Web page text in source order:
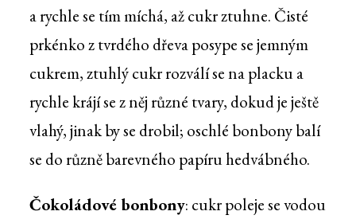
a rychle se tím míchá, až cukr ztuhne. Čisté
prkénko z tvrdého dřeva posype se jemným
cukrem, ztuhlý cukr rozválí se na placku a
rychle krájí se z něj různé tvary, dokud je ještě
vlahý, jinak by se drobil; oschlé bonbony balí
se do různě barevného papíru hedvábného.
Čokoládové bonbony: cukr poleje se vodou